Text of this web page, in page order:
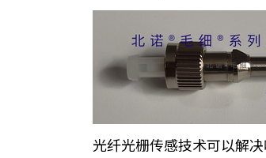
光纤光栅传感技术可以解决